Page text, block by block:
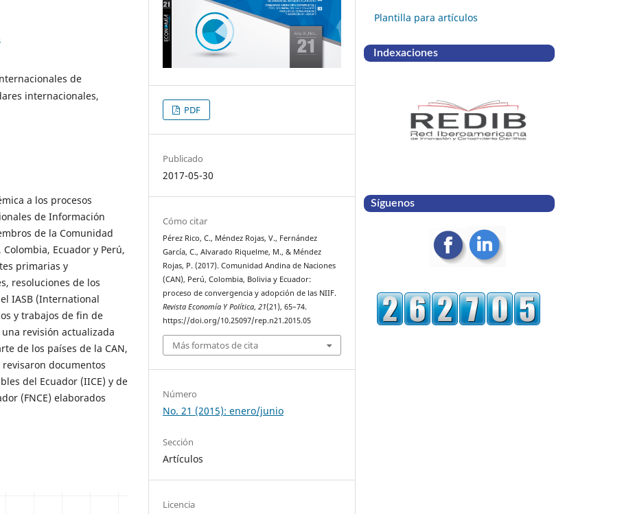
de
internacionales,
a los procesos
de Información
de la Comunidad
Ecuador y Perú,
primarias y
resoluciones de los
IASB (International
y trabajos de fin de
revisión actualizada
de los países de la CAN,
documentos
del Ecuador (IICE) y de
(FNCE) elaborados
PDF
Publicado
2017-05-30
Cómo citar
Pérez Rico, C., Méndez Rojas, V., Fernández
García, C., Alvarado Riquelme, M., & Méndez
Rojas, P. (2017). Comunidad Andina de Naciones
(CAN), Perú, Colombia, Bolivia y Ecuador:
proceso de convergencia y adopción de las NIIF.
Revista Economía Y Política,21(21), 65–74.
https://doi.org/10.25097/rep.n21.2015.05
Más formatos de cita
Número
No. 21 (2015): enero/junio
Sección
Artículos
Licencia
Plantilla para artículos
Indexaciones
Síguenos